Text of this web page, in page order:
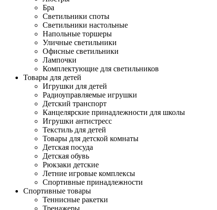
Бра
Светильники споты
Светильники настольные
Напольные торшеры
Уличные светильники
Офисные светильники
Лампочки
Комплектующие для светильников
Товары для детей
Игрушки для детей
Радиоуправляемые игрушки
Детский транспорт
Канцелярские принадлежности для школы
Игрушки антистресс
Текстиль для детей
Товары для детской комнаты
Детская посуда
Детская обувь
Рюкзаки детские
Летние игровые комплексы
Спортивные принадлежности
Спортивные товары
Теннисные ракетки
Тренажеры